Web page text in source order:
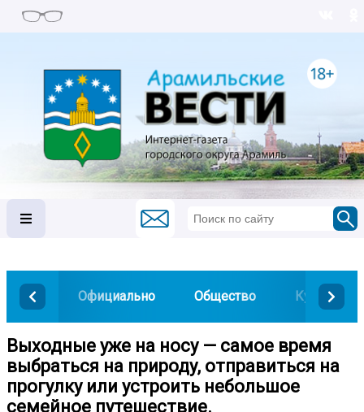
Официально Общество Культура
Выходные уже на носу — самое время
выбраться на природу, отправиться на
прогулку или устроить небольшое
семейное путешествие.